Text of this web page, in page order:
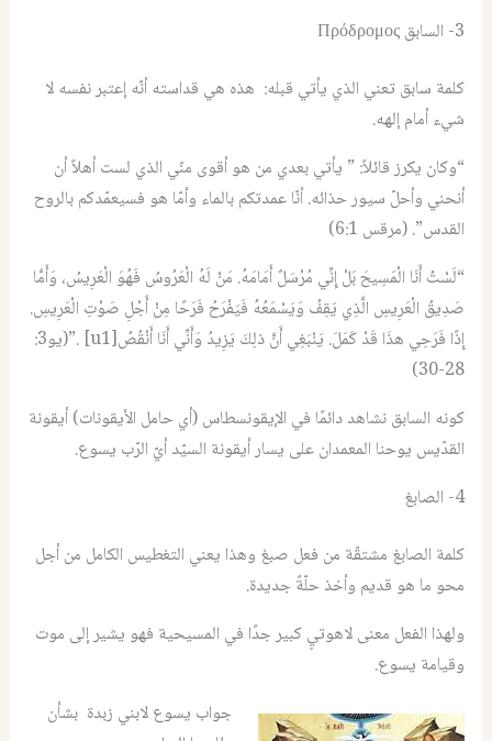
3- السابق Πρόδρομος
كلمة سابق تعني الذي يأتي قبله: هذه هي قداسته أنّه إعتبر نفسه لا
شيء أمام إلهه.
“وكان يكرز قائلاً: ” يأتي بعدي من هو أقوى منّي الذي لست أهلاً أن
أنحني وأحلّ سيور حذائه. أنّا عمدتكم بالماء وأمّا هو فسيعمّدكم بالروح
القدس”. (مرقس 6:1)
“لَسْتُ أَنَا الْمَسِيحَ بَلْ إِنِّي مُرْسَلٌ أَمَامَهُ. مَنْ لَهُ الْعَرُوسُ فَهُوَ الْعَرِيسُ، وَأَمَّا
صَدِيقُ الْعَرِيسِ الَّذِي يَقِفُ وَيَسْمَعُهُ فَيَفْرَحُ فَرَحًا مِنْ أَجْلِ صَوْتِ الْعَرِيسِ.
إِذًا فَرَحِي هذَا قَدْ كَمَلَ. يَنْبَغِي أَنَّ ذلِكَ يَزِيدُ وَأَنِّي أَنَا أَنْقُصُ[u1] .”(يو3:
28-30)
كونه السابق نشاهد دائمًا في الإيقونسطاس (أي حامل الأيقونات) أيقونة
القدّيس يوحنا المعمدان على يسار أيقونة السيّد أيّ الرّب يسوع.
4- الصابغ
كلمة الصابغ مشتقّة من فعل صبغ وهذا يعني التغطيس الكامل من أجل
محو ما هو قديم وأخذ حلّةً جديدة.
ولهذا الفعل معنى لاهوتيٍ كبير جدًا في المسيحية فهو يشير إلى موت
وقيامة يسوع.
جواب يسوع لابني زبدة بشأن